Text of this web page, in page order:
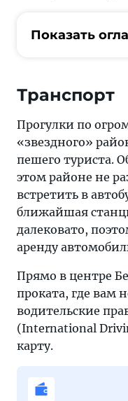
Показать
Транспорт
Прогулки по
«звездного»
пешего туриста.
этом районе не
встретить в
ближайшая
далековато,
аренду
Прямо в центре
проката, где вам
водительские
(International
карту.